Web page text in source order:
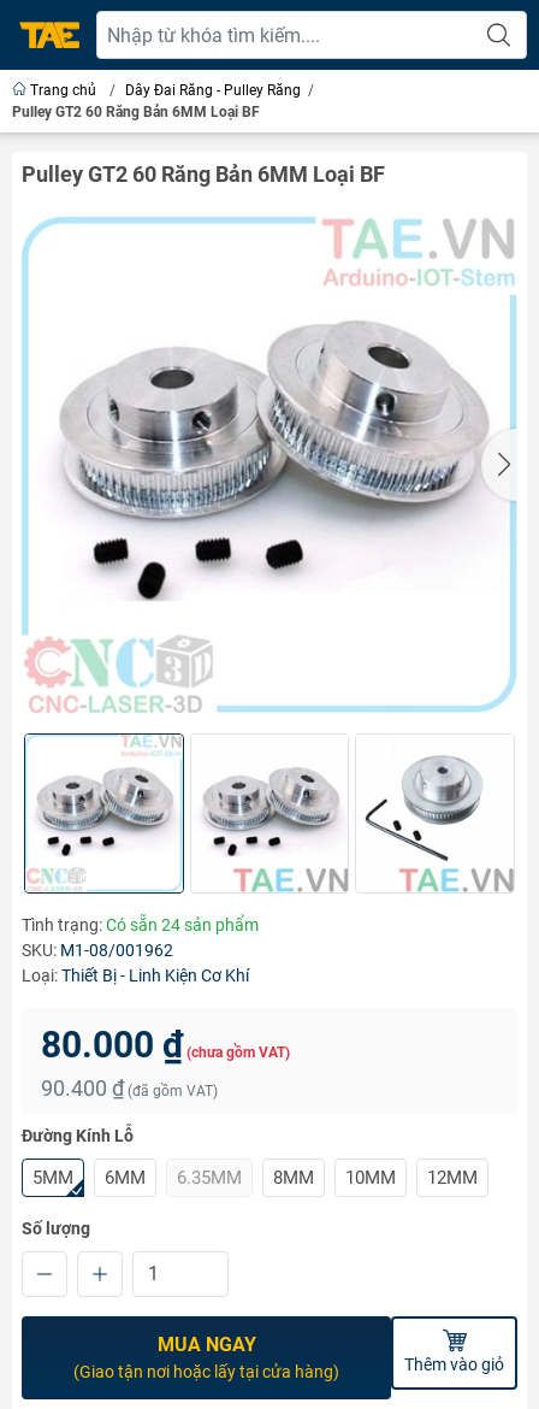
Trang chủ / Dây Đai Răng - Pulley Răng /
Pulley GT2 60 Răng Bản 6MM Loại BF
Pulley GT2 60 Răng Bản 6MM Loại BF
Tình trạng:Có sẵn 24 sản phẩm
SKU: M1-08/001962
Loại:Thiết Bị - Linh Kiện Cơ Khí
80.000 ₫ (chưa gồm VAT)
90.400 ₫ (đã gồm VAT)
Đường Kính Lỗ
5MM 6MM 6.35MM 8MM 10MM 12MM
Số lượng
MUA NGAY
(Giao tận nơi hoặc lấy tại cửa hàng) Thêm vào giỏ